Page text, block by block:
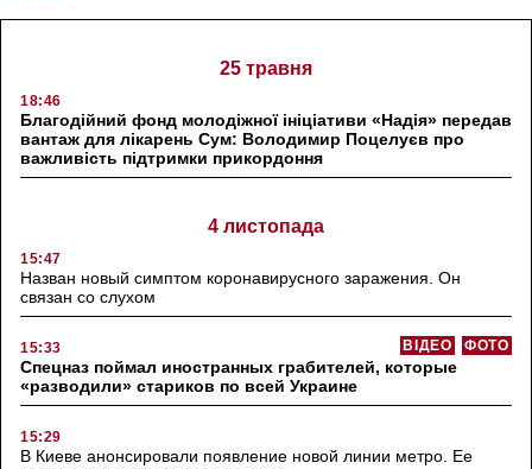
25 травня
18:46
Благодійний фонд молодіжної ініціативи «Надія» передав
вантаж для лікарень Сум: Володимир Поцелуєв про
важливість підтримки прикордоння
4 листопада
15:47
Назван новый симптом коронавирусного заражения. Он
связан со слухом
15:33 ФОТО
ВІДЕО
Спецназ поймал иностранных грабителей, которые
«разводили» стариков по всей Украине
15:29
В Киеве анонсировали появление новой линии метро. Ее